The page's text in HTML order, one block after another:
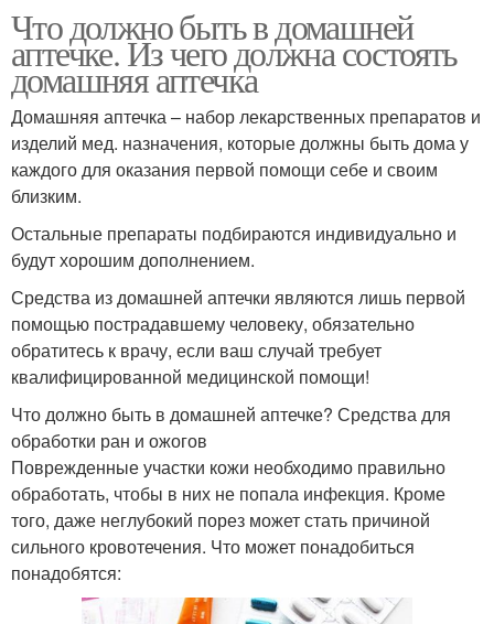
Что должно быть в домашней
аптечке. Из чего должна состоять
домашняя аптечка
Домашняя аптечка – набор лекарственных препаратов и
изделий мед. назначения, которые должны быть дома у
каждого для оказания первой помощи себе и своим
близким.
Остальные препараты подбираются индивидуально и
будут хорошим дополнением.
Средства из домашней аптечки являются лишь первой
помощью пострадавшему человеку, обязательно
обратитесь к врачу, если ваш случай требует
квалифицированной медицинской помощи!
Что должно быть в домашней аптечке? Средства для
обработки ран и ожогов
Поврежденные участки кожи необходимо правильно
обработать, чтобы в них не попала инфекция. Кроме
того, даже неглубокий порез может стать причиной
сильного кровотечения. Что может понадобиться
понадобятся: